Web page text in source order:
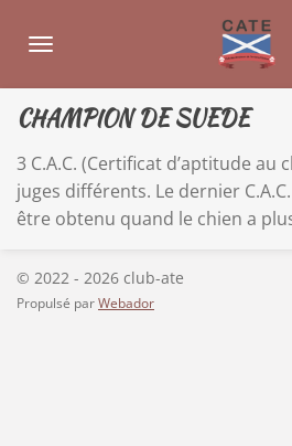
au
principal
CHAMPION DE SUEDE
3 C.A.C. (Certificat d’aptitude au
juges différents. Le dernier
être obtenu quand le chien a
© 2022 - 2026 club-ate
Propulsé par Webador